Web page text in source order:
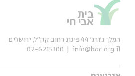
המלך ג'ורג' 44 פינת רחוב קק״ל, ירושלים
info@bac.org.il
02-6215300